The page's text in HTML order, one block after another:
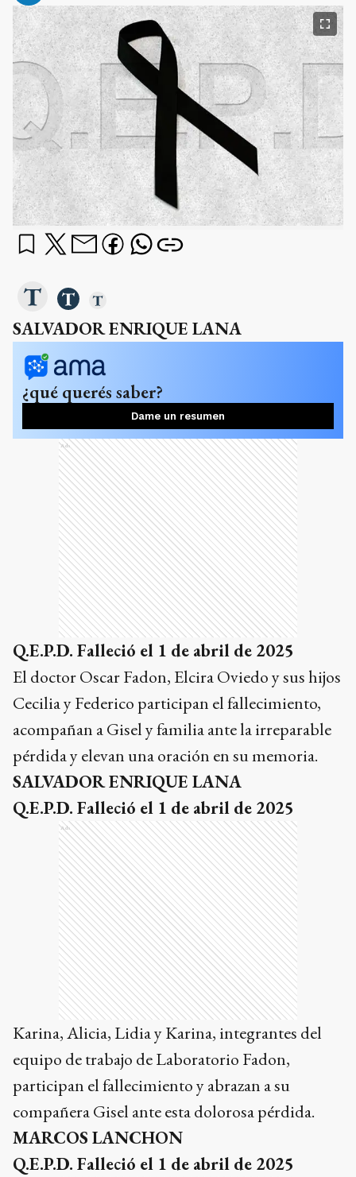
SALVADOR ENRIQUE LANA
¿qué querés saber?
Dame un resumen
Ads
Q.E.P.D. Falleció el 1 de abril de 2025
El doctor Oscar Fadon, Elcira Oviedo y sus hijos
Cecilia y Federico participan el fallecimiento,
acompañan a Gisel y familia ante la irreparable
pérdida y elevan una oración en su memoria.
SALVADOR ENRIQUE LANA
Q.E.P.D. Falleció el 1 de abril de 2025
Ads
Karina, Alicia, Lidia y Karina, integrantes del
equipo de trabajo de Laboratorio Fadon,
participan el fallecimiento y abrazan a su
compañera Gisel ante esta dolorosa pérdida.
MARCOS LANCHON
Q.E.P.D. Falleció el 1 de abril de 2025